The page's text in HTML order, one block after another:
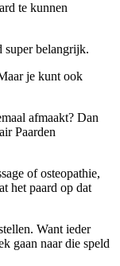
te kunnen
super belangrijk.
je kunt ook
afmaakt? Dan
Paarden
of osteopathie,
het paard op dat
Want ieder
gaan naar die speld